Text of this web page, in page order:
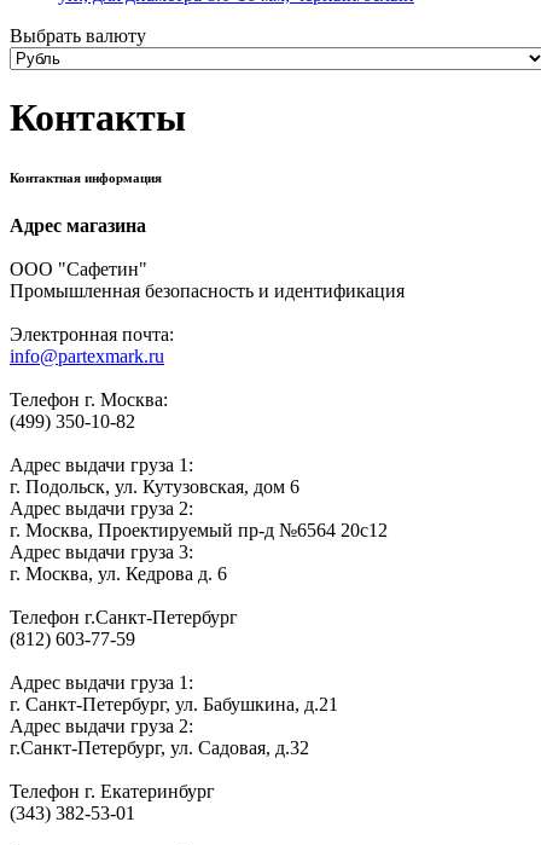
Выбрать валюту
Контакты
Контактная информация
Адрес магазина
ООО "Сафетин"
Промышленная безопасность и идентификация
Электронная почта:
info@partexmark.ru
Телефон г. Москва:
(499) 350-10-82
Адрес выдачи груза 1:
г. Подольск, ул. Кутузовская, дом 6
Адрес выдачи груза 2:
г. Москва, Проектируемый пр-д №6564 20с12
Адрес выдачи груза 3:
г. Москва, ул. Кедрова д. 6
Телефон г.Санкт-Петербург
(812) 603-77-59
Адрес выдачи груза 1:
г. Санкт-Петербург, ул. Бабушкина, д.21
Адрес выдачи груза 2:
г.Санкт-Петербург, ул. Садовая, д.32
Телефон г. Екатеринбург
(343) 382-53-01